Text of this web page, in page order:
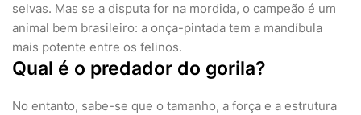
selvas. Mas se a disputa for na mordida, o campeão é um
animal bem brasileiro: a onça-pintada tem a mandíbula
mais potente entre os felinos.
Qual é o predador do gorila?
No entanto, sabe-se que o tamanho, a força e a estrutura